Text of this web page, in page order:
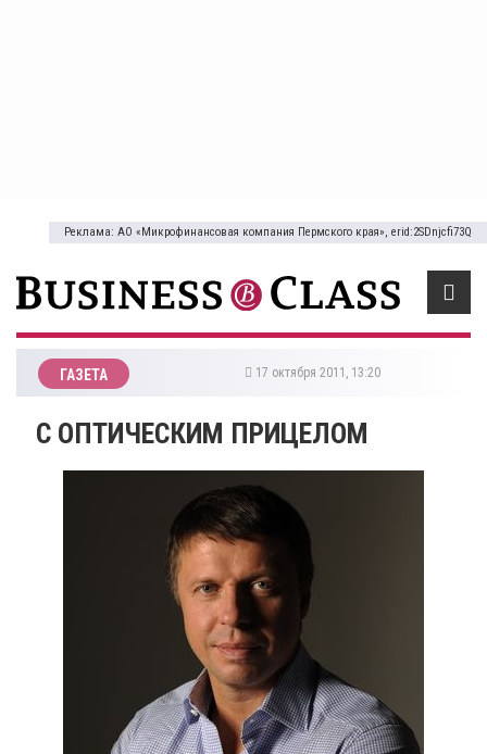
Реклама: АО «Микрофинансовая компания Пермского края», erid:2SDnjcfi73Q
ГАЗЕТА 17 октября 2011, 13:20
С ОПТИЧЕСКИМ ПРИЦЕЛОМ